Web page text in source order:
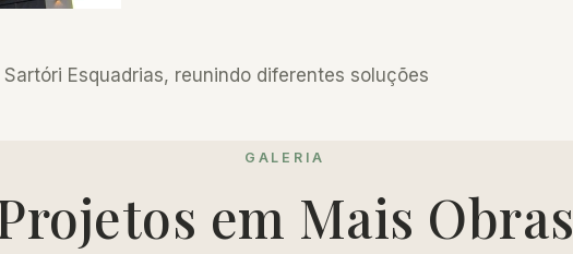
Esquadrias, reunindo diferentes soluções
GALERIA
em Mais Obras